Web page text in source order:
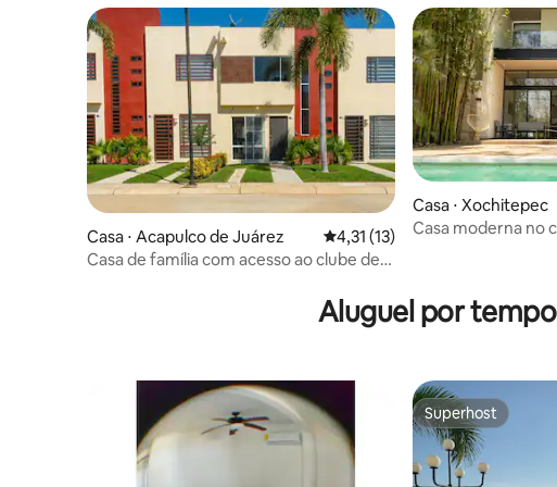
Casa ⋅ Acapulco de Juárez 4,31 de uma avaliação média
4,31 (13)
Casa de família com acesso ao clube de
Casa ⋅ Xochitepec
Casa moderna no
Aluguel por
Superhost
Superhost